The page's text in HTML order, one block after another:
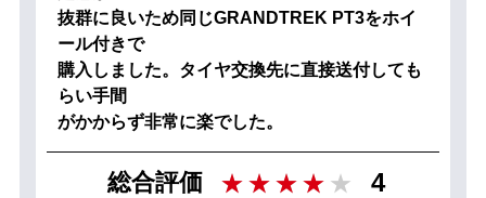
抜群に良いため同じGRANDTREK PT3をホイ
ール付きで
購入しました。タイヤ交換先に直接送付しても
らい手間
がかからず非常に楽でした。
総合評価 4